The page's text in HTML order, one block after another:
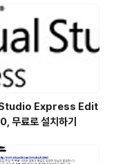
Express Edit
무료로 설치하기